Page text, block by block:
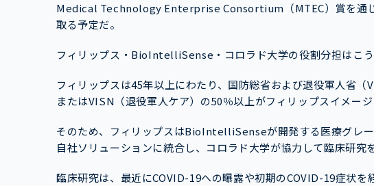
Medical Technology Enterprise Consortium（MTEC）賞を通
取る予定だ。
フィリップス・BioIntelliSense・コロラド大学の役割分担はこう
フィリップスは45年以上にわたり、国防総省および退役軍人省（
またはVISN（退役軍人ケア）の50％以上がフィリップスイメー
そのため、フィリップスはBioIntelliSenseが開発する医療グレ
自社ソリューションに統合し、コロラド大学が協力して臨床研究を
臨床研究は、最近にCOVID-19への曝露や初期のCOVID-19症状